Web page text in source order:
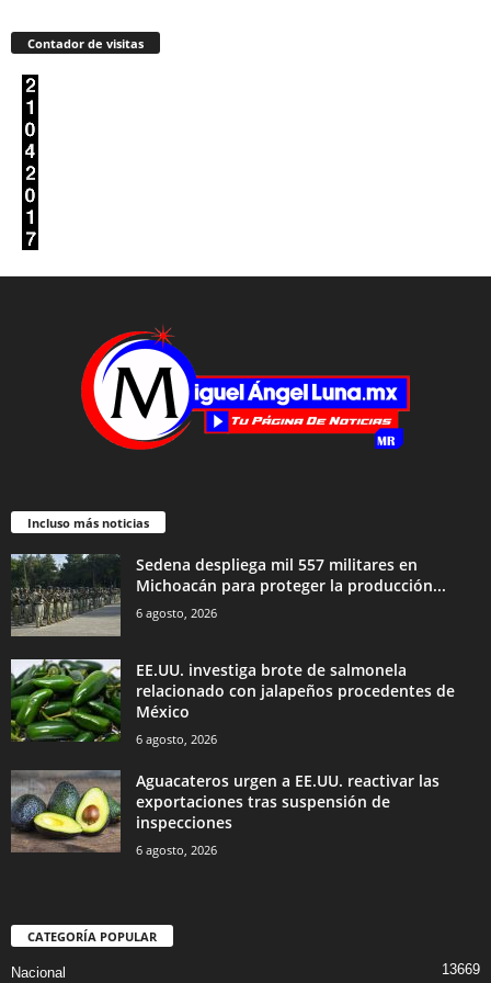
Contador de visitas
Incluso más noticias
Sedena despliega mil 557 militares en
Michoacán para proteger la producción...
6 agosto, 2026
EE.UU. investiga brote de salmonela
relacionado con jalapeños procedentes de
México
6 agosto, 2026
Aguacateros urgen a EE.UU. reactivar las
exportaciones tras suspensión de
inspecciones
6 agosto, 2026
CATEGORÍA POPULAR
Nacional 13669